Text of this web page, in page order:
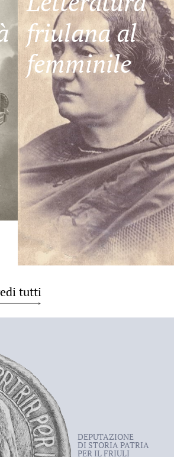
friulana al
femminile
tutti
DEPUTAZIONE
DI STORIA PATRIA
PER IL FRIULI